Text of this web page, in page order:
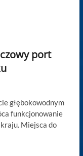
port
głębokowodnym
funkcjonowanie
Miejsca do